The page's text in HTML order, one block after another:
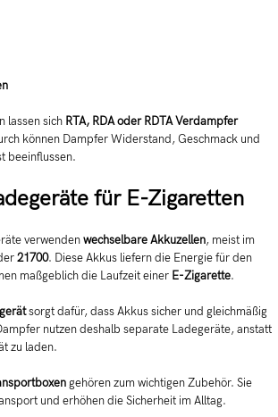
lassen sich RTA, RDA oder RDTA Verdampfer
können Dampfer Widerstand, Geschmack und
beeinflussen.
für E-Zigaretten
verwendenwechselbare Akkuzellen, meist im
21700. Diese Akkus liefern die Energie für den
maßgeblich die Laufzeit einer E-Zigarette.
sorgt dafür, dass Akkus sicher und gleichmäßig
nutzen deshalb separate Ladegeräte, anstatt
zu laden.
gehören zum wichtigen Zubehör. Sie
und erhöhen die Sicherheit im Alltag.